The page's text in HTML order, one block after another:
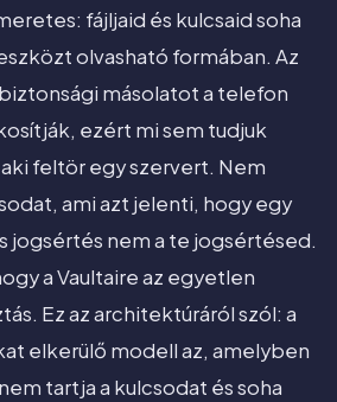
fájljaid és kulcsaid soha
olvasható formában. Az
másolatot a telefon
ezért mi sem tudjuk
aki feltör egy szervert. Nem
ami azt jelenti, hogy egy
jogsértés nem a te jogsértésed.
a Vaultaire az egyetlen
Ez az architektúráról szól: a
elkerülő modell az, amelyben
tartja a kulcsodat és soha